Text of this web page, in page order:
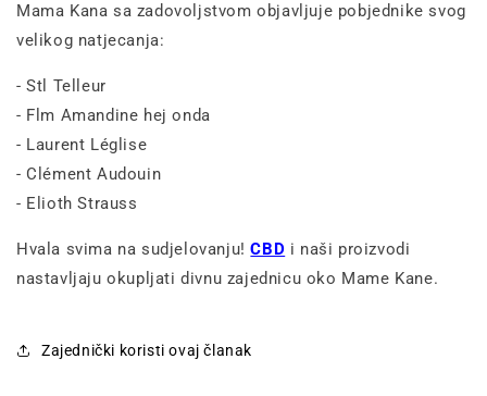
Mama Kana sa zadovoljstvom objavljuje pobjednike svog
velikog natjecanja:
- Stl Telleur
- Flm Amandine hej onda
- Laurent Léglise
- Clément Audouin
- Elioth Strauss
Hvala svima na sudjelovanju!CBD i naši proizvodi
nastavljaju okupljati divnu zajednicu oko Mame Kane.
Zajednički koristi ovaj članak